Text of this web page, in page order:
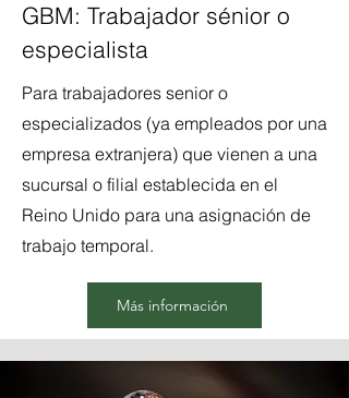
GBM: Trabajador sénior o
especialista
Para trabajadores senior o
especializados (ya empleados por una
empresa extranjera) que vienen a una
sucursal o filial establecida en el
Reino Unido para una asignación de
trabajo temporal.
Más información